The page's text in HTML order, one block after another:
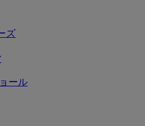
ズ
ール